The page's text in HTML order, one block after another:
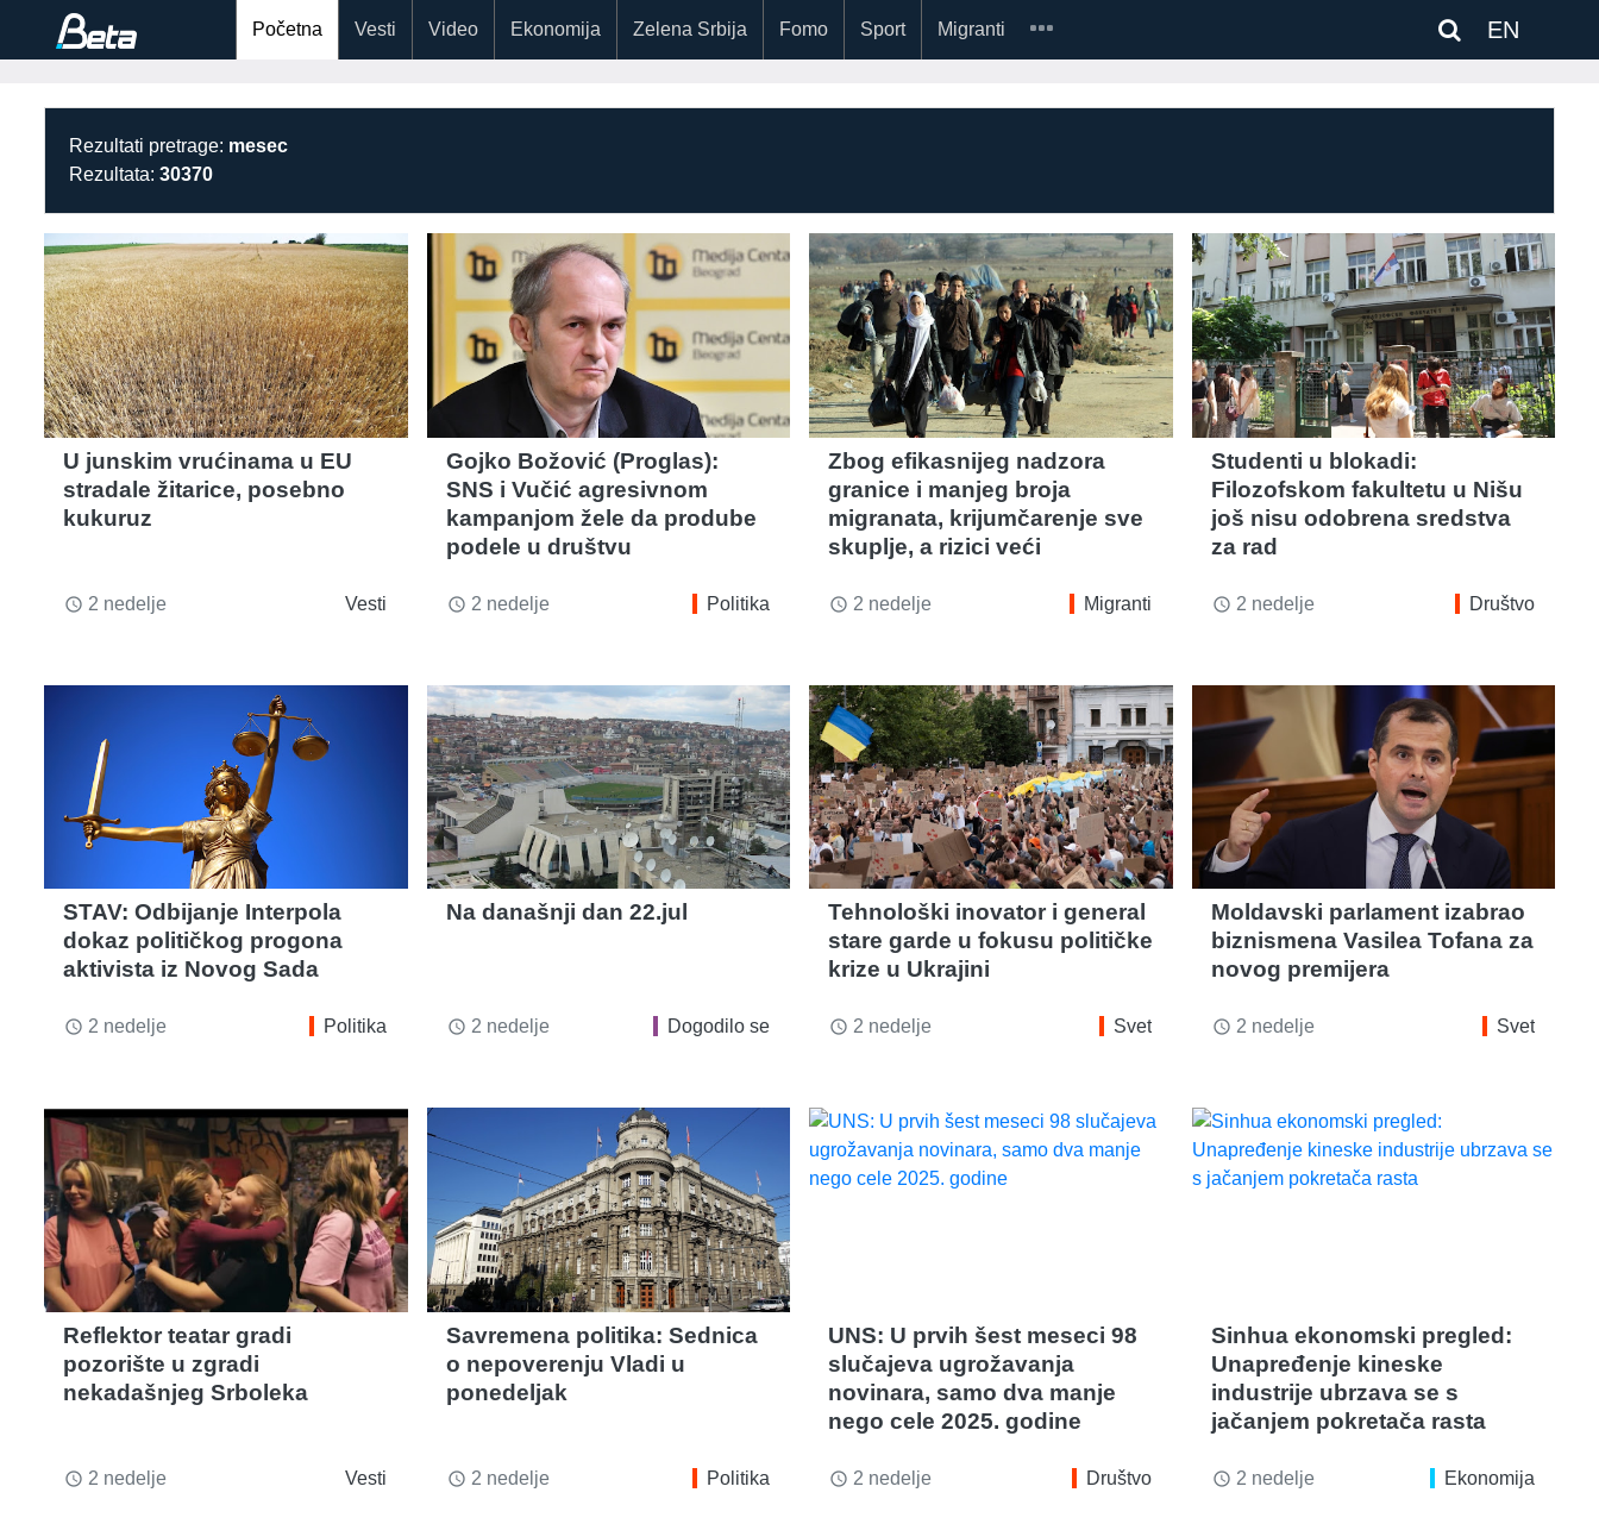
EN
Početna Vesti Video Ekonomija Zelena Srbija Fomo Sport Migranti
Rezultati pretrage: mesec
Rezultata: 30370
U junskim vrućinama u EU
stradale žitarice, posebno
kukuruz
access_time 2 nedelje Vesti
Gojko Božović (Proglas):
SNS i Vučić agresivnom
kampanjom žele da prodube
podele u društvu
access_time 2 nedelje Politika
Zbog efikasnijeg nadzora
granice i manjeg broja
migranata, krijumčarenje sve
skuplje, a rizici veći
access_time 2 nedelje Migranti
Studenti u blokadi:
Filozofskom fakultetu u Nišu
još nisu odobrena sredstva
za rad
access_time 2 nedelje Društvo
STAV: Odbijanje Interpola
dokaz političkog progona
aktivista iz Novog Sada
access_time 2 nedelje Politika
Na današnji dan 22.jul
access_time 2 nedelje Dogodilo se
Tehnološki inovator i general
stare garde u fokusu političke
krize u Ukrajini
access_time 2 nedelje Svet
Moldavski parlament izabrao
biznismena Vasilea Tofana za
novog premijera
access_time 2 nedelje Svet
Reflektor teatar gradi
pozorište u zgradi
nekadašnjeg Srboleka
access_time 2 nedelje Vesti
Savremena politika: Sednica
o nepoverenju Vladi u
ponedeljak
access_time 2 nedelje Politika
UNS: U prvih šest meseci 98
slučajeva ugrožavanja
novinara, samo dva manje
nego cele 2025. godine
access_time 2 nedelje Društvo
Sinhua ekonomski pregled:
Unapređenje kineske
industrije ubrzava se s
jačanjem pokretača rasta
access_time 2 nedelje Ekonomija